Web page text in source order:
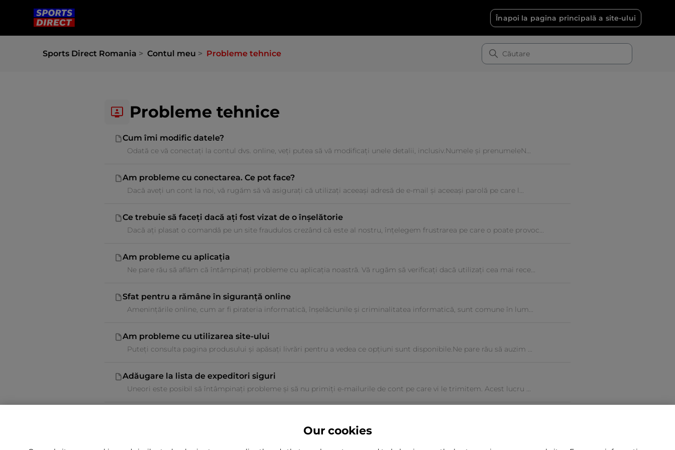
Înapoi la pagina principală a site-ului
Sports Direct Romania Contul meu Probleme tehnice
Probleme tehnice
Cum îmi modific datele?
Odată ce vă conectați la contul dvs. online, veți putea să vă modificați unele detalii, inclusiv.Numele și prenumeleN...
Am probleme cu conectarea. Ce pot face?
Dacă aveți un cont la noi, vă rugăm să vă asigurați că utilizați aceeași adresă de e-mail și aceeași parolă pe care l...
Ce trebuie să faceți dacă ați fost vizat de o înșelătorie
Dacă ați plasat o comandă pe un site fraudulos crezând că este al nostru, înțelegem frustrarea pe care o poate provoc...
Am probleme cu aplicația
Ne pare rău să aflăm că întâmpinați probleme cu aplicația noastră. Vă rugăm să verificați dacă utilizați cea mai rece...
Sfat pentru a rămâne în siguranță online
Amenințările online, cum ar fi pirateria informatică, înșelăciunile și criminalitatea informatică, sunt comune în lum...
Am probleme cu utilizarea site-ului
Puteți consulta pagina produsului și apăsați livrări pentru a vedea ce opțiuni sunt disponibile.Ne pare rău să auzim ...
Adăugare la lista de expeditori siguri
Uneori este posibil să întâmpinați probleme și să nu primiți e-mailurile de cont pe care vi le trimitem. Acest lucru ...
Our cookies